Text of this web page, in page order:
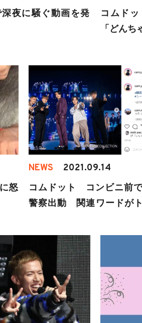
夜に騒ぐ動画を発
コムド
「どんち
怒
NEWS 2021.09.14
コムドット コンビニ前
警察出動 関連ワードが